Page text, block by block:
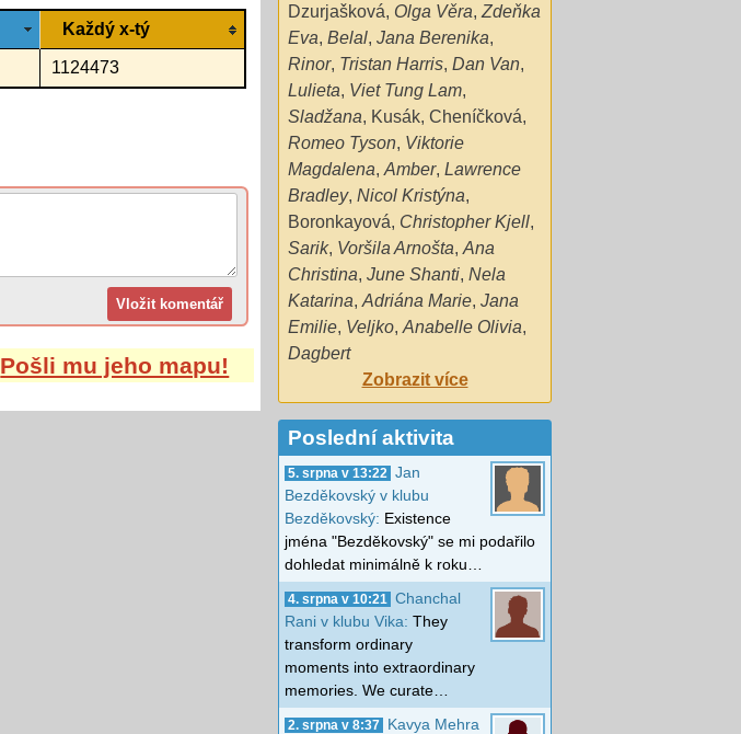
Každý x-tý
1124473
Pošli mu jeho mapu!
Dzurjašková, Olga Věra, Zdeňka
Eva, Belal, Jana Berenika,
Rinor, Tristan Harris, Dan Van,
Lulieta, Viet Tung Lam,
Sladžana, Kusák, Cheníčková,
Romeo Tyson, Viktorie
Magdalena, Amber, Lawrence
Bradley, Nicol Kristýna,
Boronkayová, Christopher Kjell,
Sarik, Voršila Arnošta, Ana
Christina, June Shanti, Nela
Katarina, Adriána Marie, Jana
Emilie, Veljko, Anabelle Olivia,
Dagbert
Zobrazit více
Poslední aktivita
5. srpna v 13:22
Jan
Bezděkovský v klubu
Bezděkovský: Existence
jména "Bezděkovský" se mi podařilo
dohledat minimálně k roku…
4. srpna v 10:21
Chanchal
Rani v klubu Vika: They
transform ordinary
moments into extraordinary
memories. We curate…
2. srpna v 8:37
Kavya Mehra